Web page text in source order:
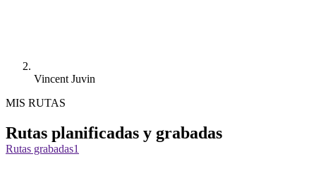
Vincent Juvin
MIS RUTAS
Rutas planificadas y grabadas
Rutas grabadas1